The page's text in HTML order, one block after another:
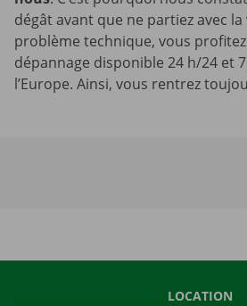
dégât avant que ne partiez avec
problème technique, vous profitez
dépannage disponible 24 h/24 et
l’Europe. Ainsi, vous rentrez
LOCATION